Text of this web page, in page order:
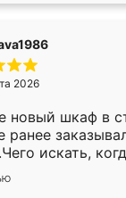
2026
новый шкаф в
ранее
искать,
Служит
нет.